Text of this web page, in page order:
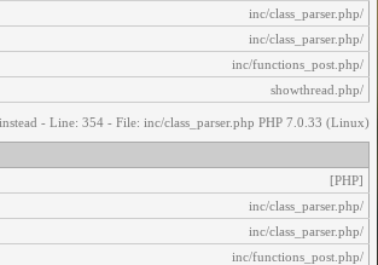
/inc/class_parser.php
/inc/class_parser.php
/inc/functions_post.php
/showthread.php
- Line: 354 - File: inc/class_parser.php PHP 7.0.33 (Linux)
[PHP]
/inc/class_parser.php
/inc/class_parser.php
/inc/functions_post.php